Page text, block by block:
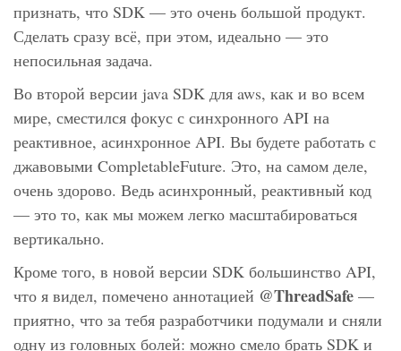
признать, что SDK — это очень большой продукт.
Сделать сразу всё, при этом, идеально — это
непосильная задача.
Во второй версии java SDK для aws, как и во всем
мире, сместился фокус с синхронного API на
реактивное, асинхронное API. Вы будете работать с
джавовыми CompletableFuture. Это, на самом деле,
очень здорово. Ведь асинхронный, реактивный код
— это то, как мы можем легко масштабироваться
вертикально.
Кроме того, в новой версии SDK большинство API,
что я видел, помечено аннотацией @ThreadSafe —
приятно, что за тебя разработчики подумали и сняли
одну из головных болей: можно смело брать SDK и